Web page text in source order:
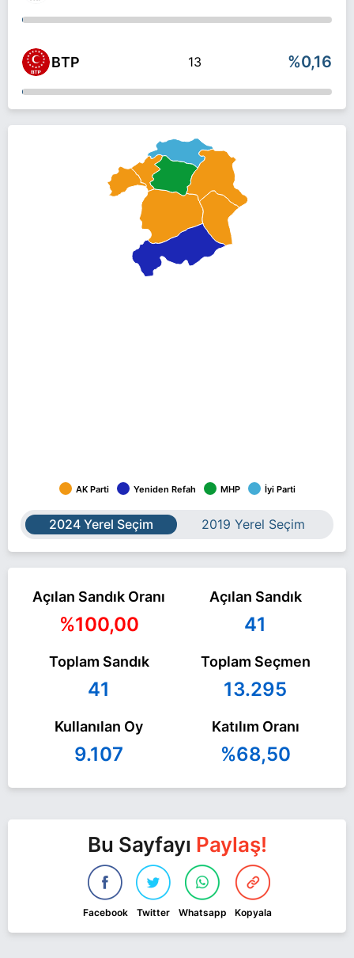
BTP 13 %0,16
AK Parti Yeniden Refah MHP İyi Parti
2024 Yerel Seçim 2019 Yerel Seçim
Açılan Sandık Oranı
%100,00
Açılan Sandık
41
Toplam Sandık
41
Toplam Seçmen
13.295
Kullanılan Oy
9.107
Katılım Oranı
%68,50
Bu Sayfayı Paylaş!
Facebook Twitter Whatsapp Kopyala